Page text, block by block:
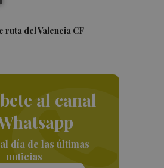
ruta del Valencia CF
al canal
día de las últimas
noticias